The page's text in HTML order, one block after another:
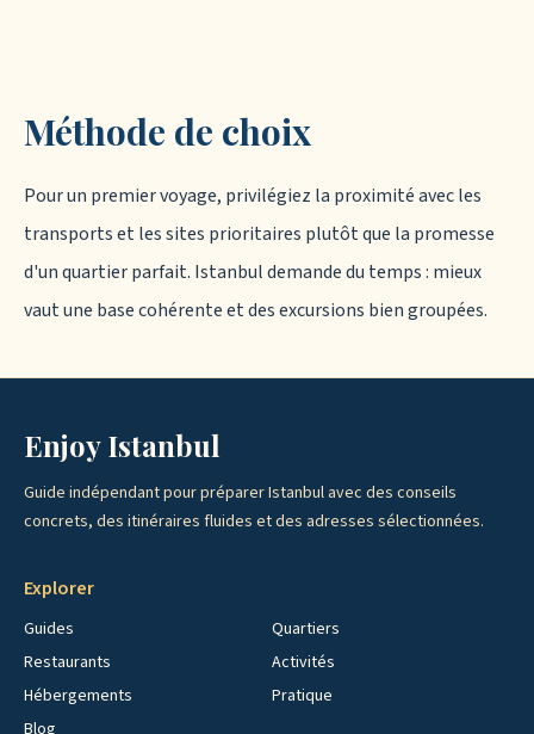
Méthode de choix
Pour un premier voyage, privilégiez la proximité avec les
transports et les sites prioritaires plutôt que la promesse
d'un quartier parfait. Istanbul demande du temps : mieux
vaut une base cohérente et des excursions bien groupées.
Enjoy Istanbul
Guide indépendant pour préparer Istanbul avec des conseils
concrets, des itinéraires fluides et des adresses sélectionnées.
Explorer
Guides
Quartiers
Restaurants
Activités
Hébergements
Pratique
Blog